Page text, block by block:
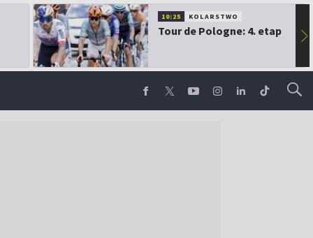
10:25 KOLARSTWO
Tour de Pologne: 4. etap ▶